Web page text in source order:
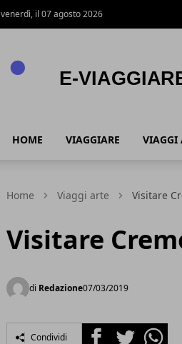
venerdì, il 07 agosto 2026
HOME VIAGGIARE VIAGGI
Home Viaggi arte Visitare
Visitare
di Redazione07/03/2019
Condividi FacebookTwitter